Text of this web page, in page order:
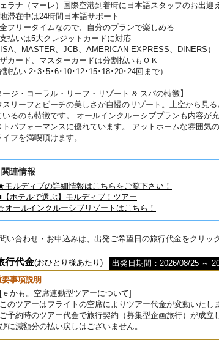
ラナ（マーレ）国際空港到着時に日本語スタッフのお出迎え
滞在中は24時間日本語サポート
フリータイムなので、自分のプランで楽しめる
払いは5大クレジットカードに対応
、MASTER、JCB、AMERICAN EXPRESS、DINERS）
カード、マスターカードは分割払いもＯＫ
割払い 2･3･5･6･10･12･15･18･20･24回まで）
ージ・コーラル・リーフ・リゾート & スパの特徴】
スリーフとビーチの美しさが自慢のリゾート。上空から見
いるのも特徴です。 オールインクルーシブプランも内容が充
トパフォーマンスに優れています。 アットホームな雰囲気
イフを満喫頂けます。
関連情報
モルディブの詳細情報はこちらをご覧下さい！
【ホテルで選ぶ】モルディブ！ツアー
オールインクルーシブリゾートはこちら！
い合わせ・お申込みは、出発ご希望日の旅行代金をクリッ
行代金(おひとり様あたり)
出発日期間：2026/08/25 ～
要事項説明
[ｅかも。空席連動型ツアーについて]
このツアーはフライトの空席によりツアー代金が変動いたし
ご予約時のツアー代金で旅行契約（募集型企画旅行）が成
びに減額分の払い戻しはございません。